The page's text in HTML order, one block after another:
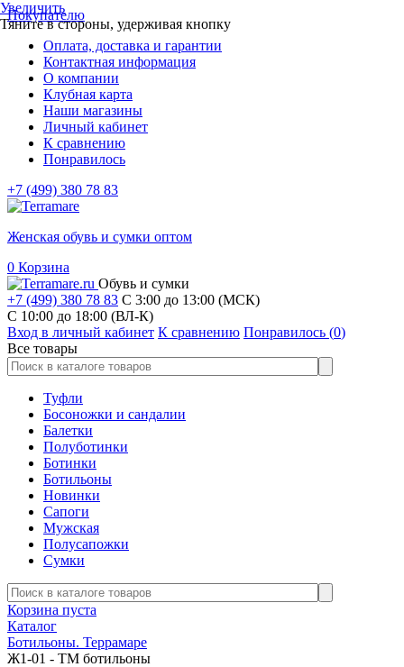
Покупателю
Оплата, доставка и гарантии
Контактная информация
О компании
Клубная карта
Наши магазины
Личный кабинет
К сравнению
Понравилось
+7 (499) 380 78 83
Женская обувь и сумки оптом
0 Корзина
Обувь и сумки
+7 (499) 380 78 83 С 3:00 до 13:00 (МСК)
C 10:00 до 18:00 (ВЛ-К)
Вход в личный кабинет К сравнению Понравилось (0)
Все товары
Туфли
Босоножки и сандалии
Балетки
Полуботинки
Ботинки
Ботильоны
Новинки
Сапоги
Мужская
Полусапожки
Сумки
Корзина пуста
Каталог
Ботильоны. Террамаре
Ж1-01 - ТМ ботильоны
Увеличить
Тяните в стороны, удерживая кнопку